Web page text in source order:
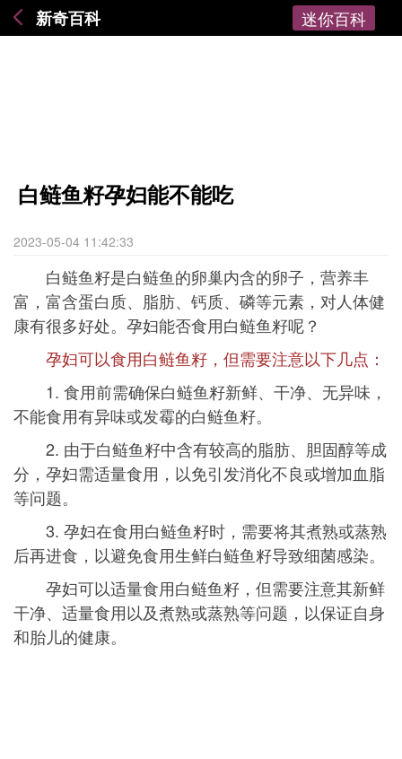
新奇百科 迷你百科
白鲢鱼籽孕妇能不能吃
2023-05-04 11:42:33
白鲢鱼籽是白鲢鱼的卵巢内含的卵子，营养丰
富，富含蛋白质、脂肪、钙质、磷等元素，对人体健
康有很多好处。孕妇能否食用白鲢鱼籽呢？
孕妇可以食用白鲢鱼籽，但需要注意以下几点：
1. 食用前需确保白鲢鱼籽新鲜、干净、无异味，
不能食用有异味或发霉的白鲢鱼籽。
2. 由于白鲢鱼籽中含有较高的脂肪、胆固醇等成
分，孕妇需适量食用，以免引发消化不良或增加血脂
等问题。
3. 孕妇在食用白鲢鱼籽时，需要将其煮熟或蒸熟
后再进食，以避免食用生鲜白鲢鱼籽导致细菌感染。
孕妇可以适量食用白鲢鱼籽，但需要注意其新鲜
干净、适量食用以及煮熟或蒸熟等问题，以保证自身
和胎儿的健康。